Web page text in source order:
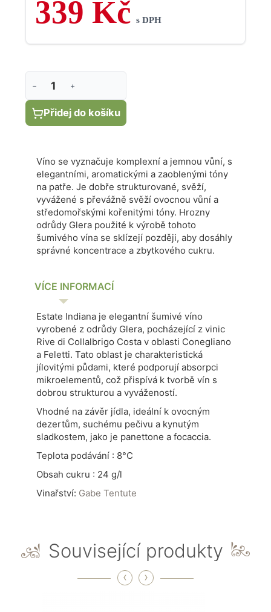
cukru.
339 Kč s DPH
− +
Přidej do košíku
Víno se vyznačuje komplexní a jemnou vůní, s
elegantními, aromatickými a zaoblenými tóny
na patře. Je dobře strukturované, svěží,
vyvážené s převážně svěží ovocnou vůní a
středomořskými kořenitými tóny. Hrozny
odrůdy Glera použité k výrobě tohoto
šumivého vína se sklízejí později, aby dosáhly
správné koncentrace a zbytkového cukru.
VÍCE INFORMACÍ
Estate Indiana je elegantní šumivé víno
vyrobené z odrůdy Glera, pocházející z vinic
Rive di Collalbrigo Costa v oblasti Conegliano
a Feletti. Tato oblast je charakteristická
jílovitými půdami, které podporují absorpci
mikroelementů, což přispívá k tvorbě vín s
dobrou strukturou a vyvážeností.
Vhodné na závěr jídla, ideální k ovocným
dezertům, suchému pečivu a kynutým
sladkostem, jako je panettone a focaccia.
Teplota podávání : 8°C
Obsah cukru : 24 g/l
Vinařství: Gabe Tentute
Související produkty
‹ ›